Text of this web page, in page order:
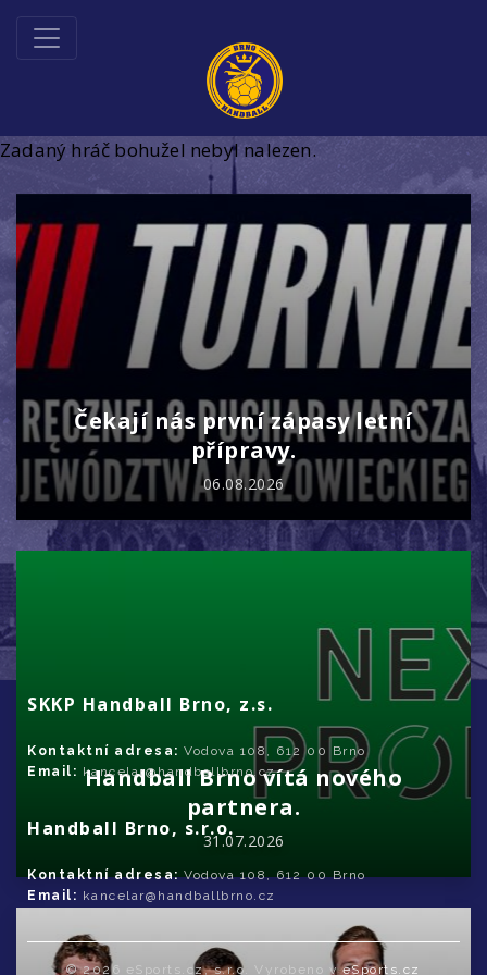
Zadaný hráč bohužel nebyl nalezen.
Čekají nás první zápasy letní
přípravy.
06.08.2026
Handball Brno vítá nového
partnera.
31.07.2026
SKKP Handball Brno, z.s.
Kontaktní adresa: Vodova 108, 612 00 Brno
Email: kancelar@handballbrno.cz
Handball Brno, s.r.o.
Kontaktní adresa:Vodova 108, 612 00 Brno
Email: kancelar@handballbrno.cz
© 2026 eSports.cz, s.r.o. Vyrobeno veSports.cz